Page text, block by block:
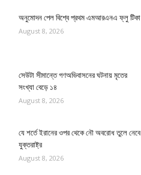
অনুমোদন পেল বিশ্বে প্রথম এমআরএনএ ফ্লু টিকা
August 8, 2026
সেউটা সীমান্তে গণঅভিবাসনের ঘটনায় মৃতের
সংখ্যা বেড়ে ১৪
August 8, 2026
যে শর্তে ইরানের ওপর থেকে নৌ অবরোধ তুলে নেবে
যুক্তরাষ্ট্র
August 8, 2026